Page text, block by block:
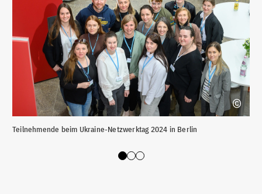
Teilnehmende beim Ukraine-Netzwerktag 2024 in Berlin
Slide 0
Slide 1
Slide 2